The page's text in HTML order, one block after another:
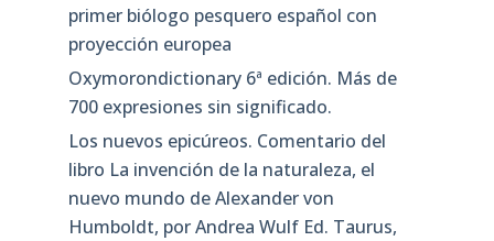
primer biólogo pesquero español con
proyección europea
Oxymorondictionary 6ª edición. Más de
700 expresiones sin significado.
Los nuevos epicúreos. Comentario del
libro La invención de la naturaleza, el
nuevo mundo de Alexander von
Humboldt, por Andrea Wulf Ed. Taurus,